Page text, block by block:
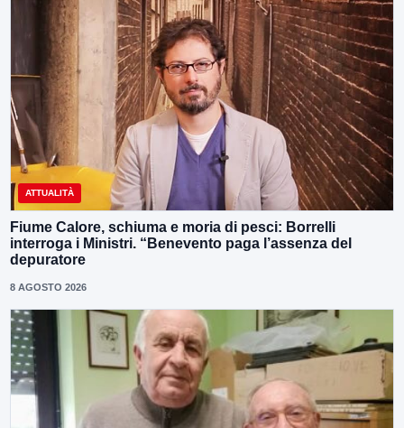
ATTUALITÀ
Fiume Calore, schiuma e moria di pesci: Borrelli
interroga i Ministri. “Benevento paga l’assenza del
depuratore
8 AGOSTO 2026